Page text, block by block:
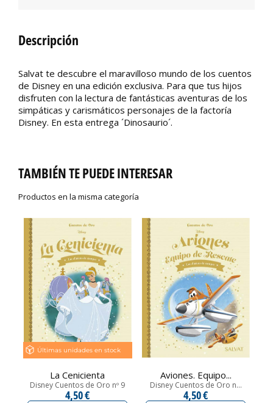
Descripción
Salvat te descubre el maravilloso mundo de los cuentos
de Disney en una edición exclusiva. Para que tus hijos
disfruten con la lectura de fantásticas aventuras de los
simpáticas y carismáticos personajes de la factoría
Disney. En esta entrega ´Dinosaurio´.
TAMBIÉN TE PUEDE INTERESAR
Productos en la misma categoría
Últimas unidades en stock
La Cenicienta
Disney Cuentos de Oro nº 9
4,50 €
Aviones. Equipo...
Disney Cuentos de Oro n...
4,50 €